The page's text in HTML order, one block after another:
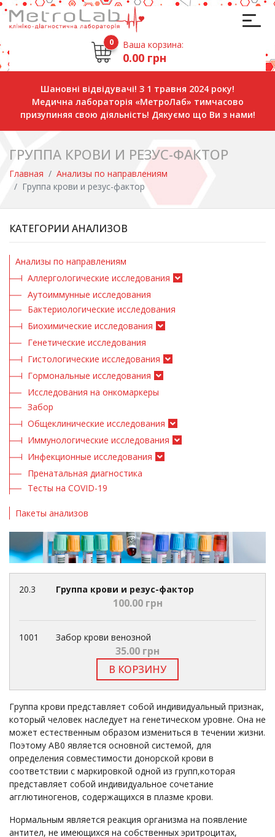
0 Ваша корзина:
0.00 грн
Шановні відвідувачі! З 1 травня 2024 року!
Медична лабораторія «МетроЛаб» тимчасово
призупиняя свою діяльність! Дякуємо що Ви з нами!
ГРУППА КРОВИ И РЕЗУС-ФАКТОР
Главная
Анализы по направлениям
Группа крови и резус-фактор
КАТЕГОРИИ АНАЛИЗОВ
Анализы по направлениям
Аллергологические исследования
Аутоиммунные исследования
Бактериологические исследования
Биохимические исследования
Генетические исследования
Гистологические исследования
Гормональные исследования
Исследования на онкомаркеры
Забор
Общеклинические исследования
Иммунологические исследования
Инфекционные исследования
Пренатальная диагностика
Тесты на COVID-19
Пакеты анализов
20.3 Группа крови и резус-фактор
100.00 грн
1001 Забор крови венозной
35.00 грн
В КОРЗИНУ
Группа крови представляет собой индивидуальный признак,
который человек наследует на генетическом уровне. Она не
может естественным образом измениться в течении жизни.
Поэтому AB0 является основной системой, для
определения совместимости донорской крови в
соответствии с маркировкой одной из групп,которая
представляет собой индивидуальное сочетание
агглютиногенов, содержащихся в плазме крови.
Нормальным является реакция организма на появление
антител, не имеющихся на собственных эритроцитах,